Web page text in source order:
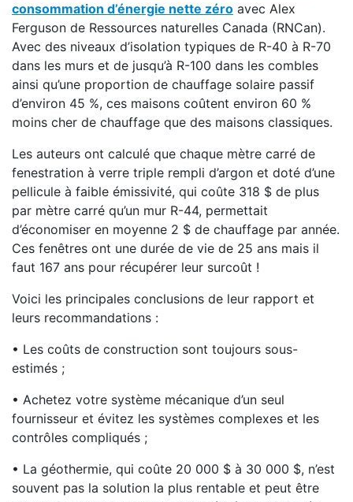
consommation d’énergie nette zéro avec Alex
Ferguson de Ressources naturelles Canada (RNCan).
Avec des niveaux d’isolation typiques de R-40 à R-70
dans les murs et de jusqu’à R-100 dans les combles
ainsi qu’une proportion de chauffage solaire passif
d’environ 45 %, ces maisons coûtent environ 60 %
moins cher de chauffage que des maisons classiques.
Les auteurs ont calculé que chaque mètre carré de
fenestration à verre triple rempli d’argon et doté d’une
pellicule à faible émissivité, qui coûte 318 $ de plus
par mètre carré qu’un mur R-44, permettait
d’économiser en moyenne 2 $ de chauffage par année.
Ces fenêtres ont une durée de vie de 25 ans mais il
faut 167 ans pour récupérer leur surcoût !
Voici les principales conclusions de leur rapport et
leurs recommandations :
• Les coûts de construction sont toujours sous-
estimés ;
• Achetez votre système mécanique d’un seul
fournisseur et évitez les systèmes complexes et les
contrôles compliqués ;
• La géothermie, qui coûte 20 000 $ à 30 000 $, n’est
souvent pas la solution la plus rentable et peut être